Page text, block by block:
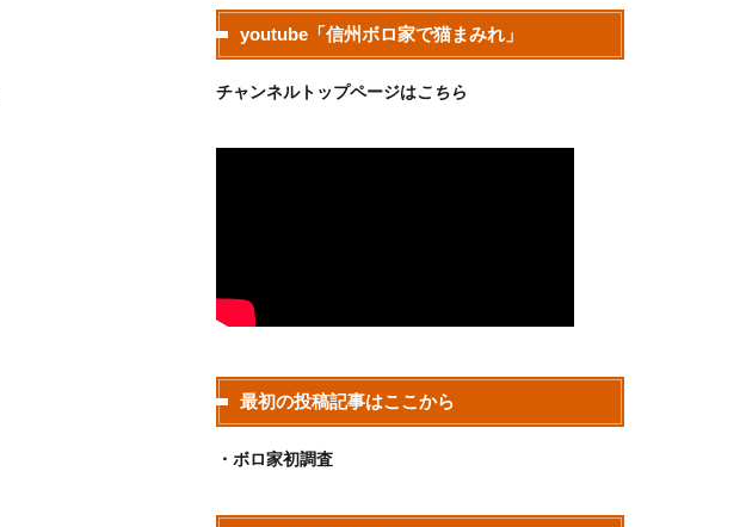
youtube「信州ボロ家で猫まみれ」
チャンネルトップページはこちら
最初の投稿記事はここから
・ボロ家初調査